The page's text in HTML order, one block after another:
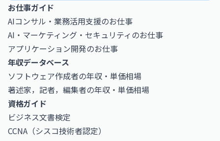
お仕事ガイド
AIコンサル・業務活用支援のお仕事
AI・マーケティング・セキュリティのお仕事
アプリケーション開発のお仕事
年収データベース
ソフトウェア作成者の年収・単価相場
著述家，記者，編集者の年収・単価相場
資格ガイド
ビジネス文書検定
CCNA（シスコ技術者認定）